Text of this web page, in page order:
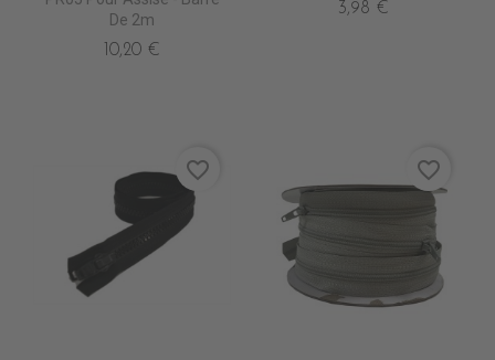
De 2m
10,20 €
3,98 €
favorite_border favorite_border